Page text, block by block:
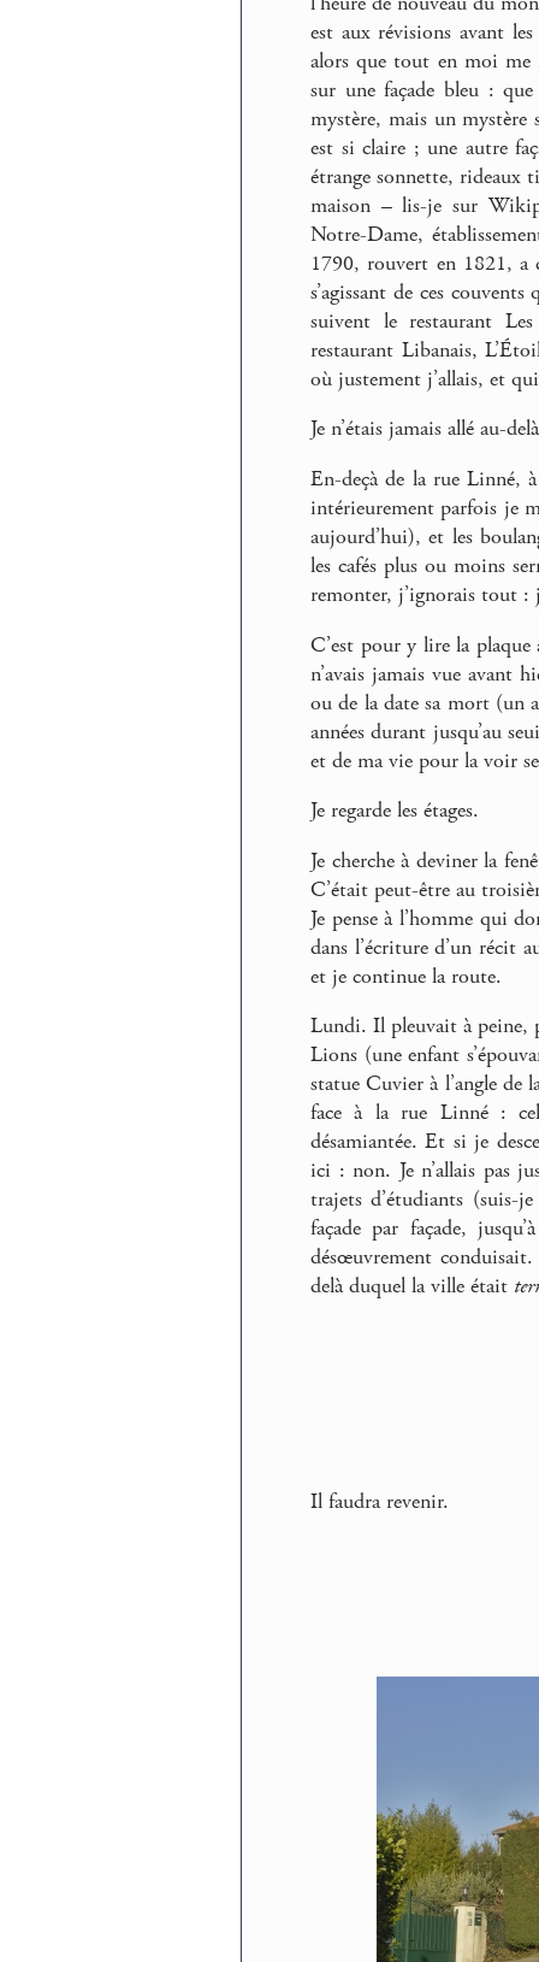
est aux révisions avant
alors que tout en moi me
sur une façade bleu :
mystère, mais un
est si claire ; une autre
étrange sonnette, rideaux
maison – lis-je sur
Notre-Dame,
1790, rouvert en 1821,
s’agissant de ces
suivent le restaurant
restaurant Libanais,
où justement j’allais, et
Je n’étais jamais allé au-
En-deçà de la rue Linné,
intérieurement parfois je
aujourd’hui), et les
les cafés plus ou moins
remonter, j’ignorais tout :
C’est pour y lire la plaque
n’avais jamais vue avant
ou de la date sa mort (un
années durant jusqu’au
et de ma vie pour la voir
Je regarde les étages.
Je cherche à deviner la
C’était peut-être au
Je pense à l’homme qui
dans l’écriture d’un récit
et je continue la route.
Lundi. Il pleuvait à peine,
Lions (une enfant
statue Cuvier à l’angle de
face à la rue Linné :
désamiantée. Et si je
ici : non. Je n’allais pas
trajets d’étudiants (suis-
façade par façade,
désœuvrement
delà duquel la ville était
Il faudra revenir.